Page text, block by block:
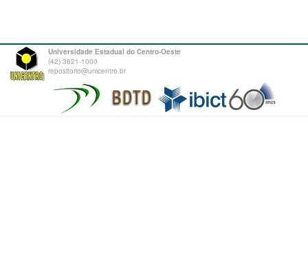
Universidade Estadual do Centro-Oeste
(42) 3621-1000
repositorio@unicentro.br